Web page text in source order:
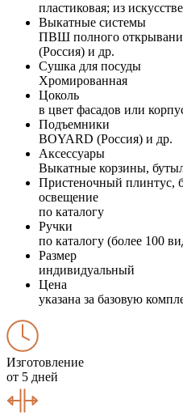
пластиковая; из
Выкатные системы
ПВШ полного
(Россия) и др.
Сушка для посуды
Хромированная
Цоколь
в цвет фасадов или
Подъемники
BOYARD (Россия) и др.
Аксессуары
Выкатные корзины,
Пристеночный плинтус,
освещение
по каталогу
Ручки
по каталогу (более 100
Размер
индивидуальный
Цена
указана за базовую
Изготовление
от 5 дней